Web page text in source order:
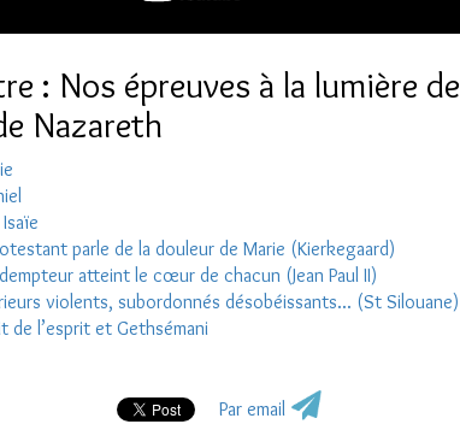
: Nos épreuves à la lumière de
Nazareth
parle de la douleur de Marie (Kierkegaard)
atteint le cœur de chacun (Jean Paul II)
violents, subordonnés désobéissants... (St Silouane)
de l’esprit et Gethsémani
Par email